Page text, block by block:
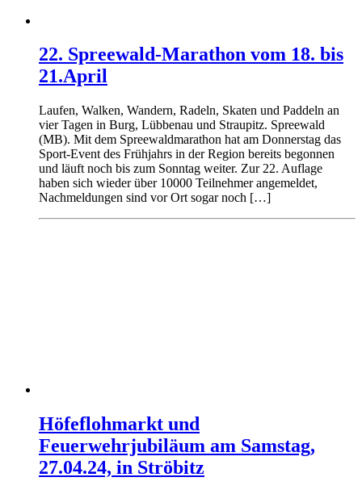
22. Spreewald-Marathon vom 18. bis
21.April
Laufen, Walken, Wandern, Radeln, Skaten und Paddeln an
vier Tagen in Burg, Lübbenau und Straupitz. Spreewald
(MB). Mit dem Spreewaldmarathon hat am Donnerstag das
Sport-Event des Frühjahrs in der Region bereits begonnen
und läuft noch bis zum Sonntag weiter. Zur 22. Auflage
haben sich wieder über 10000 Teilnehmer angemeldet,
Nachmeldungen sind vor Ort sogar noch […]
Höfeflohmarkt und
Feuerwehrjubiläum am Samstag,
27.04.24, in Ströbitz